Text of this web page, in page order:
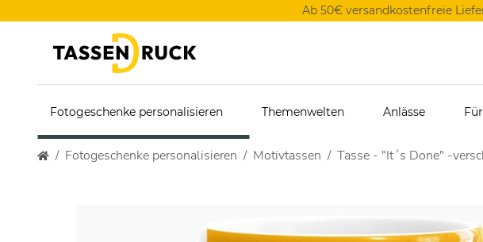
Ab 50€ versandkostenfreie
Fotogeschenke personalisieren Themenwelten Anlässe
Fotogeschenke personalisieren Motivtassen Tasse - "It´s Done" -